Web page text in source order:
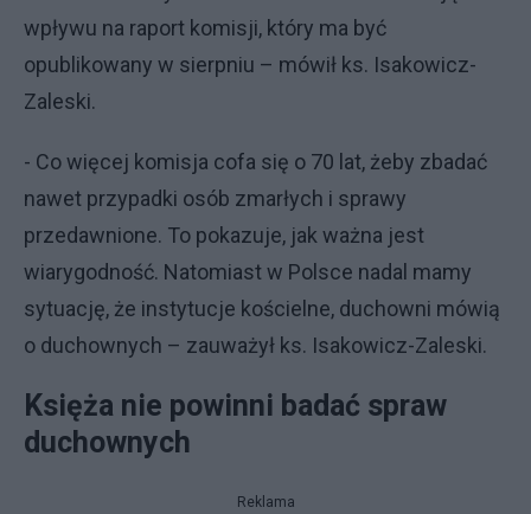
wpływu na raport komisji, który ma być
opublikowany w sierpniu – mówił ks. Isakowicz-
Zaleski.
- Co więcej komisja cofa się o 70 lat, żeby zbadać
nawet przypadki osób zmarłych i sprawy
przedawnione. To pokazuje, jak ważna jest
wiarygodność. Natomiast w Polsce nadal mamy
sytuację, że instytucje kościelne, duchowni mówią
o duchownych – zauważył ks. Isakowicz-Zaleski.
Księża nie powinni badać spraw
duchownych
Reklama